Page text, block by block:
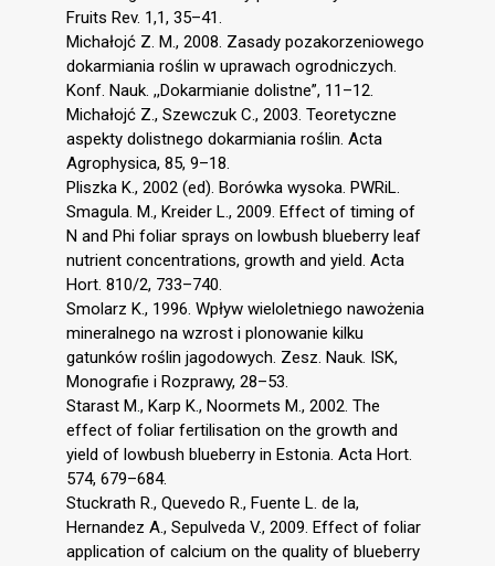
Fruits Rev. 1,1, 35–41.
Michałojć Z. M., 2008. Zasady pozakorzeniowego
dokarmiania roślin w uprawach ogrodniczych.
Konf. Nauk. ,,Dokarmianie dolistne”, 11–12.
Michałojć Z., Szewczuk C., 2003. Teoretyczne
aspekty dolistnego dokarmiania roślin. Acta
Agrophysica, 85, 9–18.
Pliszka K., 2002 (ed). Borówka wysoka. PWRiL.
Smagula. M., Kreider L., 2009. Effect of timing of
N and Phi foliar sprays on lowbush blueberry leaf
nutrient concentrations, growth and yield. Acta
Hort. 810/2, 733–740.
Smolarz K., 1996. Wpływ wieloletniego nawożenia
mineralnego na wzrost i plonowanie kilku
gatunków roślin jagodowych. Zesz. Nauk. ISK,
Monografie i Rozprawy, 28–53.
Starast M., Karp K., Noormets M., 2002. The
effect of foliar fertilisation on the growth and
yield of lowbush blueberry in Estonia. Acta Hort.
574, 679–684.
Stuckrath R., Quevedo R., Fuente L. de la,
Hernandez A., Sepulveda V., 2009. Effect of foliar
application of calcium on the quality of blueberry